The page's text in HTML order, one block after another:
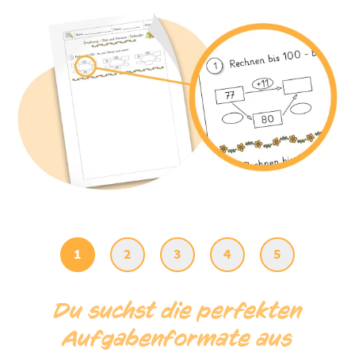
1 2 3 4 5
Du suchst die perfekten
Aufgabenformate aus